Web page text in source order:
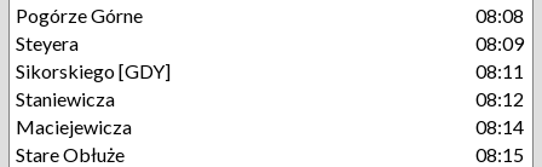
Pogórze Górne
08:08
Steyera
08:09
Sikorskiego [GDY]
08:11
Staniewicza
08:12
Maciejewicza
08:14
Stare Obłuże
08:15